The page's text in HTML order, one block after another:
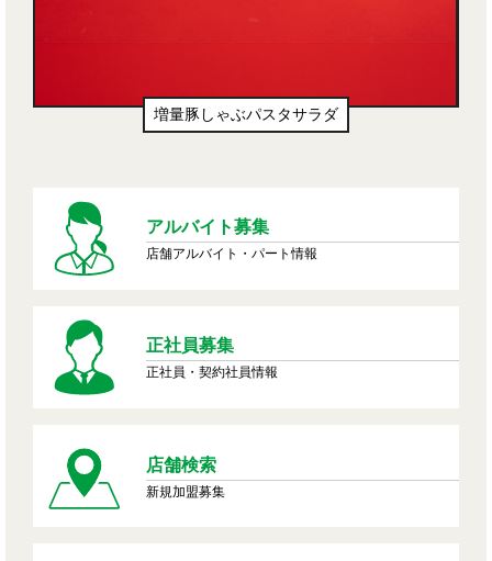
増量豚しゃぶパスタサラダ
アルバイト募集
店舗アルバイト・パート情報
正社員募集
正社員・契約社員情報
店舗検索
新規加盟募集